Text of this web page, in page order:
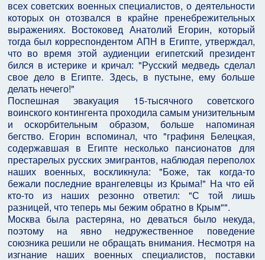
всех советских военных специалистов, о деятельности
которых он отозвался в крайне пренебрежительных
выражениях. Востоковед Анатолий Егорин, который
тогда был корреспондентом АПН в Египте, утверждал,
что во время этой аудиенции египетский президент
бился в истерике и кричал: "Русский медведь сделал
свое дело в Египте. Здесь, в пустыне, ему больше
делать нечего!"
Поспешная эвакуация 15-тысячного советского
воинского контингента проходила самым унизительным
и оскорбительным образом, больше напоминая
бегство. Егорин вспоминал, что "графиня Белецкая,
содержавшая в Египте несколько пансионатов для
престарелых русских эмигрантов, наблюдая переполох
наших военных, воскликнула: "Боже, так когда-то
бежали последние врангелевцы из Крыма!" На что ей
кто-то из наших резонно ответил: "С той лишь
разницей, что теперь мы бежим обратно в Крым"".
Москва была растеряна, но деваться было некуда,
поэтому на явно недружественное поведение
союзника решили не обращать внимания. Несмотря на
изгнание наших военных специалистов, поставки